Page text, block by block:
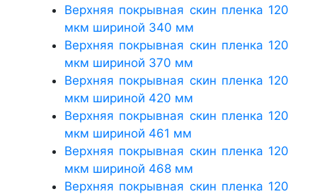
Верхняя покрывная скин пленка 120
мкм шириной 340 мм
Верхняя покрывная скин пленка 120
мкм шириной 370 мм
Верхняя покрывная скин пленка 120
мкм шириной 420 мм
Верхняя покрывная скин пленка 120
мкм шириной 461 мм
Верхняя покрывная скин пленка 120
мкм шириной 468 мм
Верхняя покрывная скин пленка 120